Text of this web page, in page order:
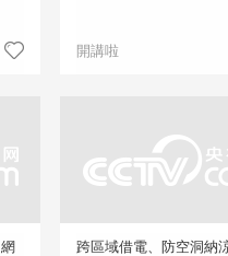
開講啦
跨區域借電、防空洞納